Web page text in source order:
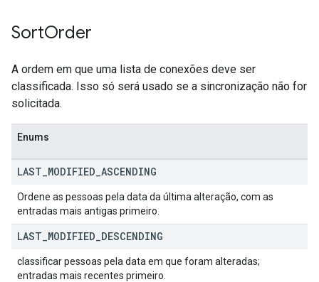
SortOrder
A ordem em que uma lista de conexões deve ser
classificada. Isso só será usado se a sincronização não for
solicitada.
Enums
LAST MODIFIED ASCENDING
Ordene as pessoas pela data da última alteração, com as
entradas mais antigas primeiro.
LAST MODIFIED DESCENDING
classificar pessoas pela data em que foram alteradas;
entradas mais recentes primeiro.